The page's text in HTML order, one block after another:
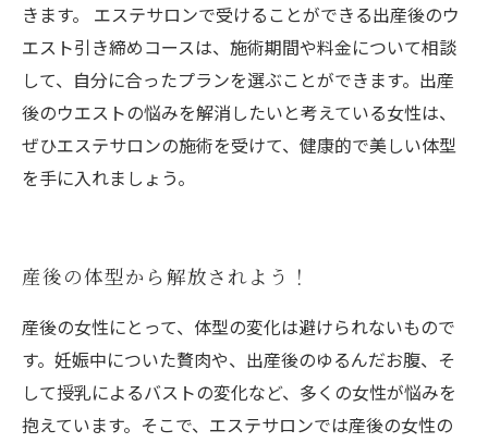
きます。 エステサロンで受けることができる出産後のウ
エスト引き締めコースは、施術期間や料金について相談
して、自分に合ったプランを選ぶことができます。出産
後のウエストの悩みを解消したいと考えている女性は、
ぜひエステサロンの施術を受けて、健康的で美しい体型
を手に入れましょう。
産後の体型から解放されよう！
産後の女性にとって、体型の変化は避けられないもので
す。妊娠中についた贅肉や、出産後のゆるんだお腹、そ
して授乳によるバストの変化など、多くの女性が悩みを
抱えています。そこで、エステサロンでは産後の女性の